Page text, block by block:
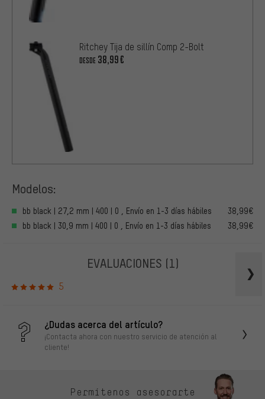
Ritchey Tija de sillín Comp 2-Bolt
DESDE 38,99€
Modelos:
bb black | 27,2 mm | 400 | 0 , Envío en 1-3 días hábiles
38,99€
bb black | 30,9 mm | 400 | 0 , Envío en 1-3 días hábiles
38,99€
EVALUACIONES (1)
5
¿Dudas acerca del artículo?
¡Contacta ahora con nuestro servicio de atención al
cliente!
Permítenos asesorarte